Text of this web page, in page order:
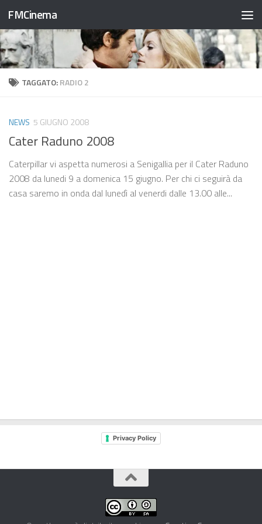
Salta al contenuto
FMCinema
TAGGATO:RADIO 2
NEWS 5 GIUGNO 2008
Cater Raduno 2008
Caterpillar vi aspetta numerosi a Senigallia per il Cater Raduno
2008 da lunedi 9 a domenica 15 giugno. Per chi ci seguirà da
casa saremo in onda dal lunedì al venerdi dalle 13.00 alle...
Privacy Policy